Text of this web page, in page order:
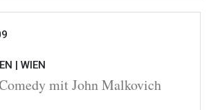
| WIEN
mit John Malkovich